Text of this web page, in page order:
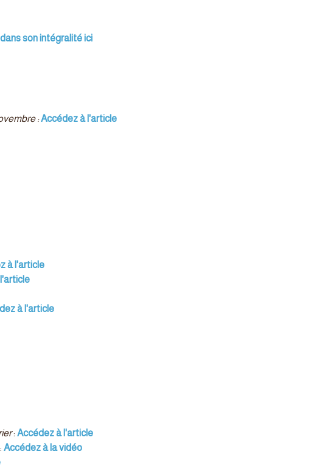
son intégralité ici
:Accédez à l'article
à l'article
à l'article
: Accédez à l'article
Accédez à la vidéo